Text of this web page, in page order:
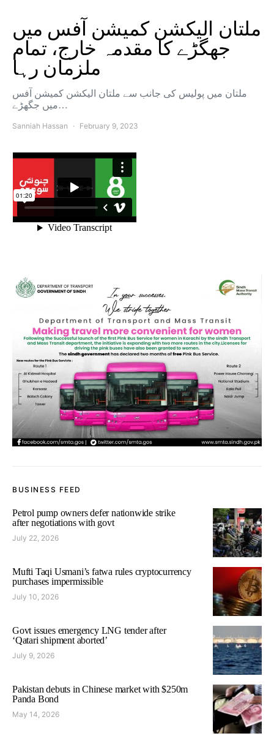
ملتان الیکشن کمیشن آفس میں
جھگڑے کا مقدمہ خارج، تمام
ملزمان رہا
ملتان میں پولیس کی جانب سے ملتان الیکشن کمیشن آفس
میں جگھڑے…
Sanniah Hassan February 9, 2023
BUSINESS FEED
Petrol pump owners defer nationwide strike
after negotiations with govt
July 22, 2026
Mufti Taqi Usmani’s fatwa rules cryptocurrency
purchases impermissible
July 10, 2026
Govt issues emergency LNG tender after
‘Qatari shipment aborted’
July 9, 2026
Pakistan debuts in Chinese market with $250m
Panda Bond
May 14, 2026